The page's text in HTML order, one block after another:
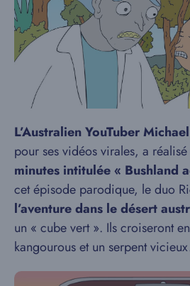
L’Australien YouTuber
pour ses vidéos virales, a
minutes intitulée « Bushland
cet épisode parodique, le duo
l’aventure dans le désert
un « cube vert ». Ils croiseront
kangourous et un serpent